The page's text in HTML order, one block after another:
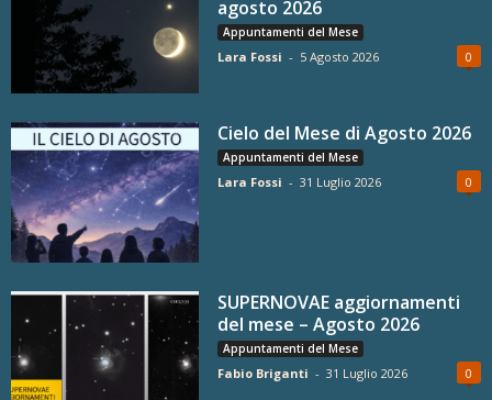
agosto 2026
Appuntamenti del Mese
Lara Fossi - 5 Agosto 2026 0
Cielo del Mese di Agosto 2026
Appuntamenti del Mese
Lara Fossi - 31 Luglio 2026 0
SUPERNOVAE aggiornamenti
del mese – Agosto 2026
Appuntamenti del Mese
Fabio Briganti - 31 Luglio 2026 0